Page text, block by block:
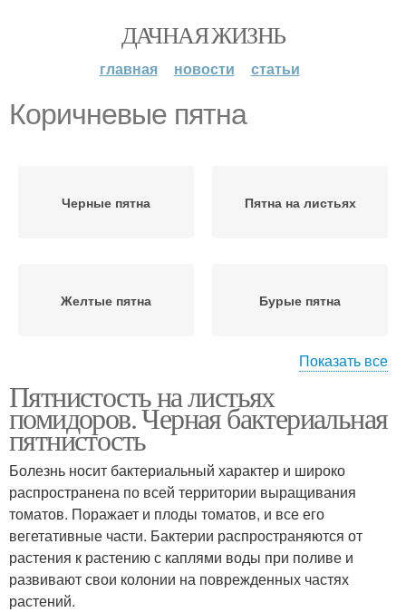
ДАЧНАЯ ЖИЗНЬ
главная новости статьи
Коричневые пятна
Черные пятна Пятна на листьях
Желтые пятна Бурые пятна
Пятна на помидорах Фиолетовые пятна
Пятна на рассаде Коричневые края
Коричневые листы
Показать все
Пятнистость на листьях
помидоров. Черная бактериальная
пятнистость
Болезнь носит бактериальный характер и широко
распространена по всей территории выращивания
томатов. Поражает и плоды томатов, и все его
вегетативные части. Бактерии распространяются от
растения к растению с каплями воды при поливе и
развивают свои колонии на поврежденных частях
растений.